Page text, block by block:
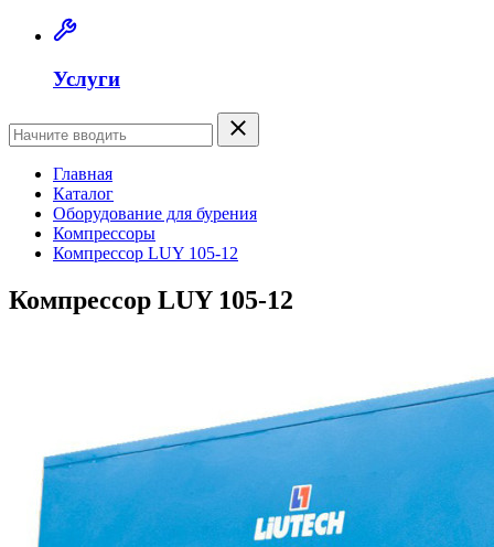
Услуги
Главная
Каталог
Оборудование для бурения
Компрессоры
Компрессор LUY 105-12
Компрессор LUY 105-12